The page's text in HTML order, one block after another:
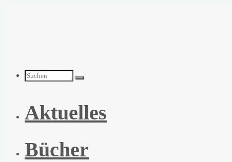
Suchen
nach:
Aktuelles
Bücher